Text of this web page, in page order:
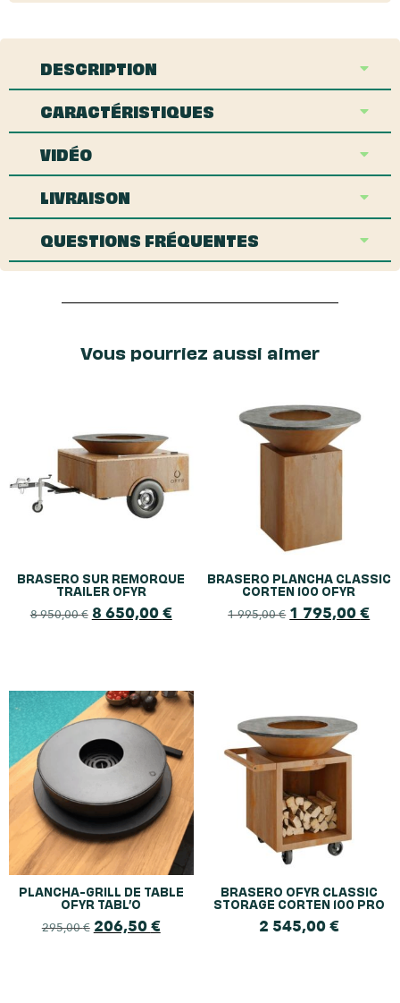
DESCRIPTION
CARACTÉRISTIQUES
VIDÉO
LIVRAISON
QUESTIONS FRÉQUENTES
Vous pourriez aussi aimer
BRASERO SUR REMORQUE
TRAILER OFYR
8 950,00€ 8 650,00€
BRASERO PLANCHA CLASSIC
CORTEN 100 OFYR
1 995,00€ 1 795,00€
PLANCHA-GRILL DE TABLE
OFYR TABL’O
295,00€ 206,50€
BRASERO OFYR CLASSIC
STORAGE CORTEN 100 PRO
2 545,00€